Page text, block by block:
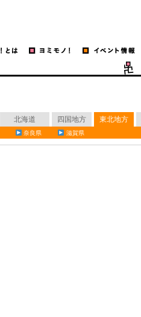
run
北海道 四国地方 東北地方
奈良県 滋賀県